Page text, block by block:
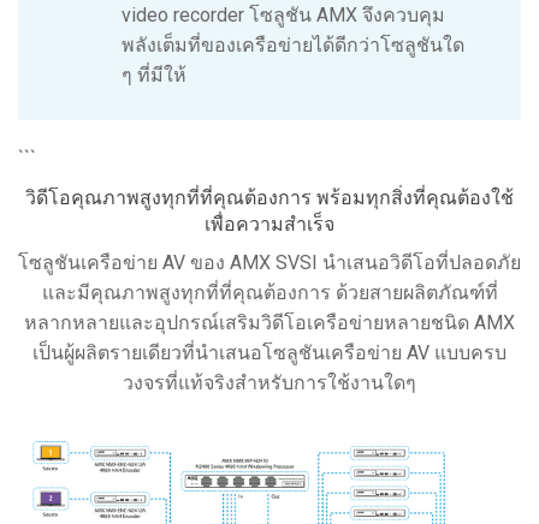
video recorder โซลูชัน AMX จึงควบคุม
พลังเต็มที่ของเครือข่ายได้ดีกว่าโซลูชันใด
ๆ ที่มีให้
```
วิดีโอคุณภาพสูงทุกที่ที่คุณต้องการ พร้อมทุกสิ่งที่คุณต้องใช้
เพื่อความสำเร็จ
โซลูชันเครือข่าย AV ของ AMX SVSI นำเสนอวิดีโอที่ปลอดภัย
และมีคุณภาพสูงทุกที่ที่คุณต้องการ ด้วยสายผลิตภัณฑ์ที่
หลากหลายและอุปกรณ์เสริมวิดีโอเครือข่ายหลายชนิด AMX
เป็นผู้ผลิตรายเดียวที่นำเสนอโซลูชันเครือข่าย AV แบบครบ
วงจรที่แท้จริงสำหรับการใช้งานใดๆ